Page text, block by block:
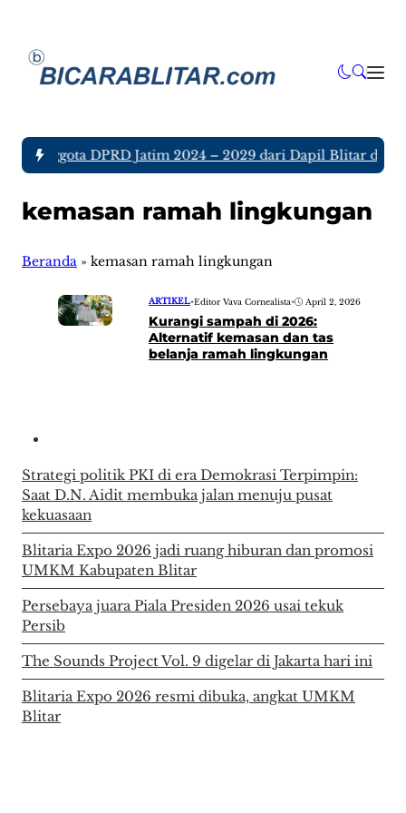
Anggota DPRD Jatim 2024 – 2029 dari Dapil Blitar dan
kemasan ramah lingkungan
Beranda » kemasan ramah lingkungan
ARTIKEL•Editor Vava Cornealista• April 2, 2026
Kurangi sampah di 2026:
Alternatif kemasan dan tas
belanja ramah lingkungan
Strategi politik PKI di era Demokrasi Terpimpin:
Saat D.N. Aidit membuka jalan menuju pusat
kekuasaan
Blitaria Expo 2026 jadi ruang hiburan dan promosi
UMKM Kabupaten Blitar
Persebaya juara Piala Presiden 2026 usai tekuk
Persib
The Sounds Project Vol. 9 digelar di Jakarta hari ini
Blitaria Expo 2026 resmi dibuka, angkat UMKM
Blitar